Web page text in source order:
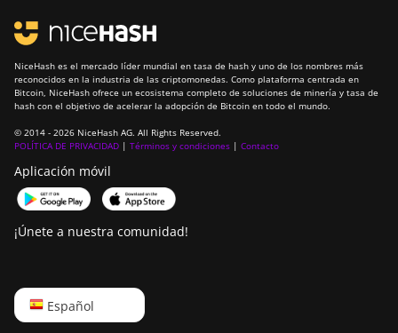
NiceHash es el mercado líder mundial en tasa de hash y uno de los nombres más
reconocidos en la industria de las criptomonedas. Como plataforma centrada en
Bitcoin, NiceHash ofrece un ecosistema completo de soluciones de minería y tasa de
hash con el objetivo de acelerar la adopción de Bitcoin en todo el mundo.
© 2014 - 2026 NiceHash AG. All Rights Reserved.
POLÍTICA DE PRIVACIDAD | Términos y condiciones | Contacto
Aplicación móvil
¡Únete a nuestra comunidad!
Español
English